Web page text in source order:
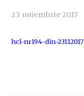
23 noiembrie 2017
hcl-nr194-din-23112017